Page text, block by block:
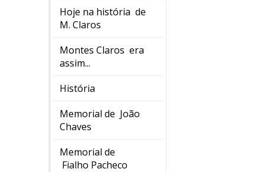
Hoje na história de
M. Claros
Montes Claros era
assim...
História
Memorial de João
Chaves
Memorial de
Fialho Pacheco